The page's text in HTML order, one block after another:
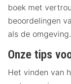
boek met
beoordelingen
als de omgeving.
Onze tips
Het vinden van